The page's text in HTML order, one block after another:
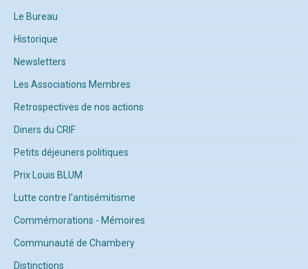
Le Bureau
Historique
Newsletters
Les Associations Membres
Retrospectives de nos actions
Diners du CRIF
Petits déjeuners politiques
Prix Louis BLUM
Lutte contre l'antisémitisme
Commémorations - Mémoires
Communauté de Chambery
Distinctions